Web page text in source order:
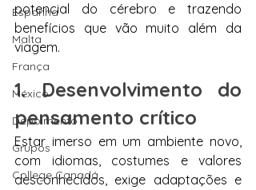
Espanha
Malta
França
México
Depoimento
Grupos
College Canadá
potencial do cérebro e trazendo
benefícios que vão muito além da
viagem.
1. Desenvolvimento do
pensamento crítico
Estar imerso em um ambiente novo,
com idiomas, costumes e valores
desconhecidos, exige adaptações e